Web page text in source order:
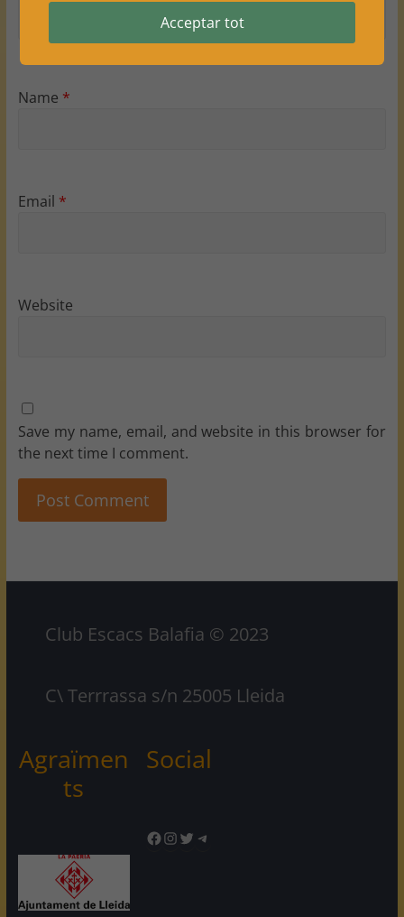
Name *
Email *
Website
Save my name, email, and website in this browser for
the next time I comment.
Club Escacs Balafia © 2023
C\ Terrrassa s/n 25005 Lleida
Agraïmen
ts
Social
Facebook
Instagram
TwitterTelegram
Acceptar tot